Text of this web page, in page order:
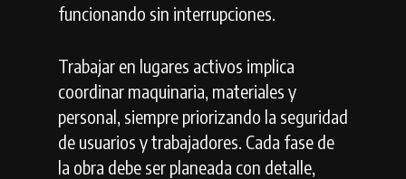
funcionando sin interrupciones.
Trabajar en lugares activos implica
coordinar maquinaria, materiales y
personal, siempre priorizando la seguridad
de usuarios y trabajadores. Cada fase de
la obra debe ser planeada con detalle,